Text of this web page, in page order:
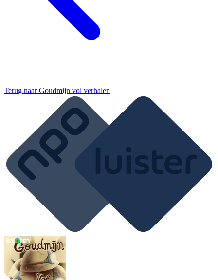
Terug naarGoudmijn vol verhalen